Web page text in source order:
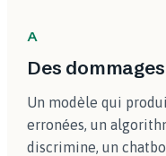
A
Des
Un modèle qui
erronées, un
discrimine, un